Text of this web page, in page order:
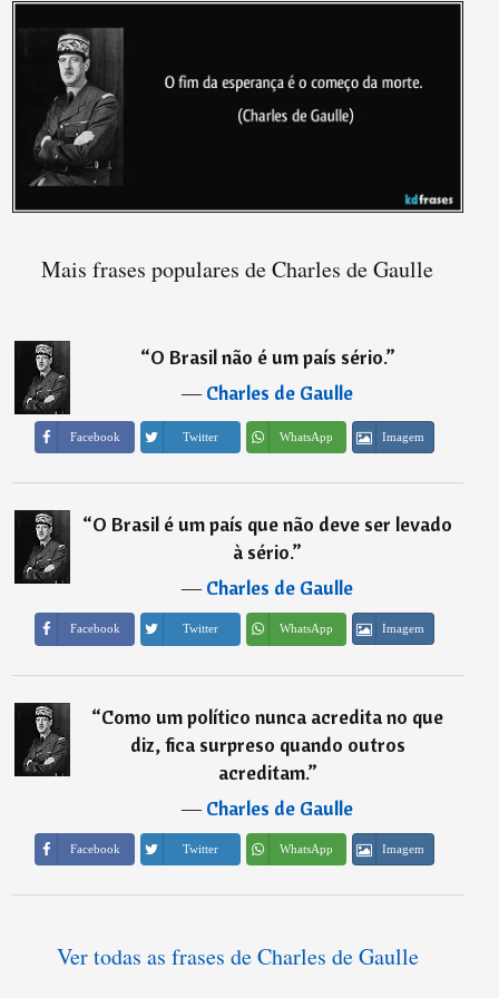
Mais frases populares de Charles de Gaulle
“O Brasil não é um país sério.”
―Charles de Gaulle
Facebook Twitter WhatsApp Imagem
“O Brasil é um país que não deve ser levado
à sério.”
―Charles de Gaulle
Facebook Twitter WhatsApp Imagem
“Como um político nunca acredita no que
diz, fica surpreso quando outros
acreditam.”
―Charles de Gaulle
Facebook Twitter WhatsApp Imagem
Ver todas as frases de Charles de Gaulle